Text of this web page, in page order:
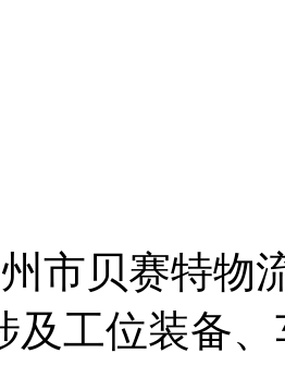
贝赛特物
及工位装备